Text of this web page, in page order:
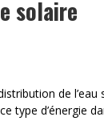
solaire
de
type d’énergie